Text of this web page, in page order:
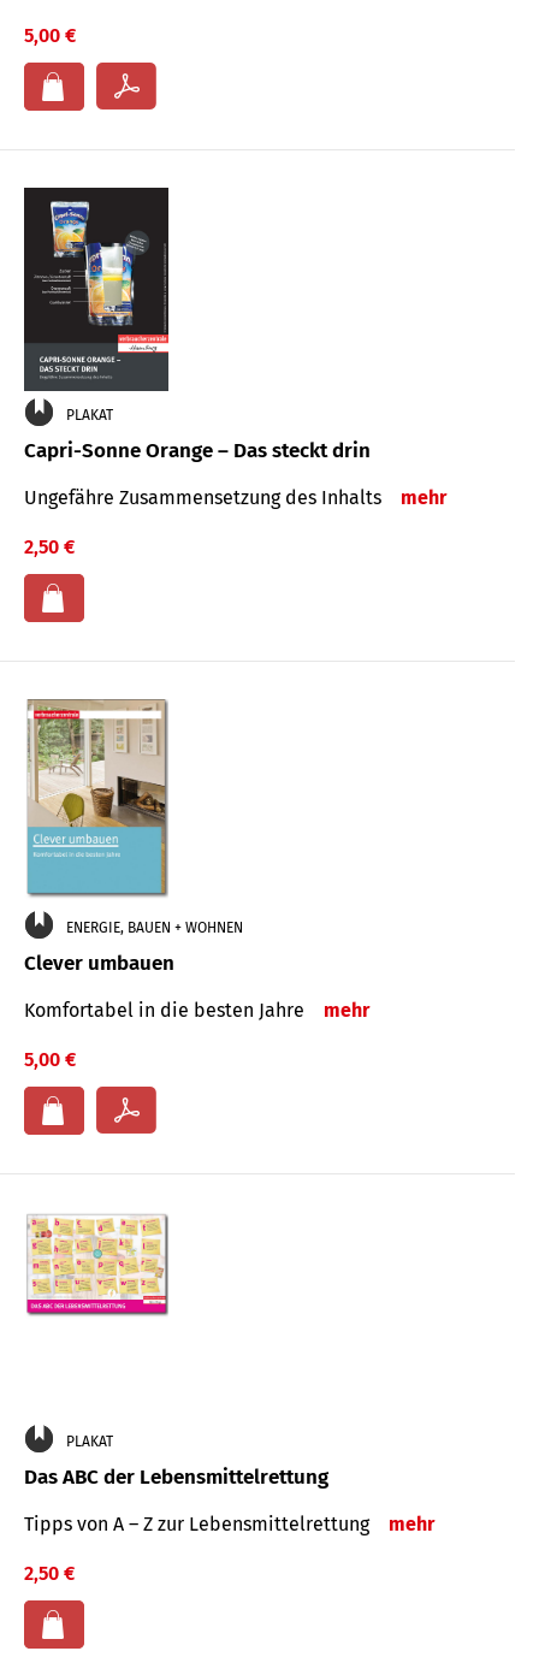
5,00 €
PLAKAT
Capri-Sonne Orange – Das steckt drin
Ungefähre Zu­sammen­setzung des Inhalts mehr
2,50 €
ENERGIE, BAUEN + WOHNEN
Clever umbauen
Komfortabel in die besten Jahre mehr
5,00 €
PLAKAT
Das ABC der Lebensmittelrettung
Tipps von A – Z zur Lebensmittelrettung mehr
2,50 €